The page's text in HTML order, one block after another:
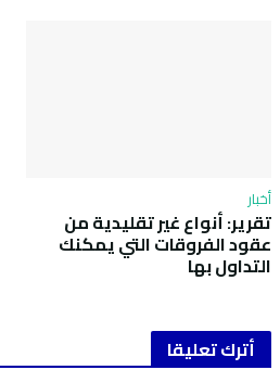
أخبار
تقرير: أنواع غير تقليدية من
عقود الفروقات التي يمكنك
التداول بها
أترك تعليقا